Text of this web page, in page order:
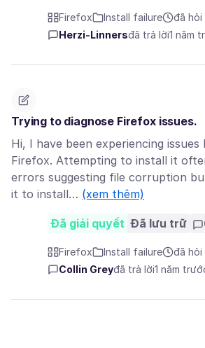
Firefox Install failure
đã hỏi
Herzi-Linnersđã trả lời1 năm
Trying to diagnose Firefox issues.
Hi, I have been experiencing
Firefox. Attempting to install it
errors suggesting file corruption
it to install… (xem thêm)
Đã giải quyết Đã lưu trữ
Firefox Install failure
đã hỏi
Collin Greyđã trả lời1 năm